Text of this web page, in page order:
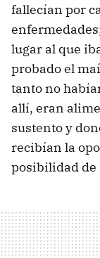
fallecían por
lugar al que
probado el
tanto no
allí, eran
sustento y
recibían la
posibilidad de